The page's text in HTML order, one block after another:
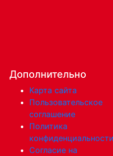
Дополнительно
Карта сайта
Пользовательское
соглашение
Политика
Согласие на